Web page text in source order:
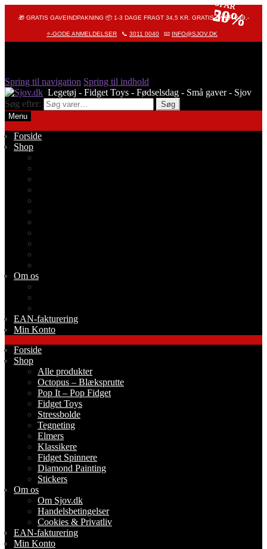
🎁 GRATIS GAVEINDPAKNING 📦 1-3 DAGE FRAGT 34,5 KR. GRATIS OVER 249,-
⭐-GODE ANMELDELSER 📞 3011 0040 📧 INFO@SJOV.DK
Spring til navigation Spring til indhold
Søg efter:
Søg
Menu
Forside
Shop
Om os
EAN-fakturering
Min Konto
Forside
Shop
Alle produkter
Octopus – Blæksprutte
Pop It – Pop Fidget
Fidget Toys
Stressbolde
Tegneting
Elmers
Klassikere
Fidget Spinnere
Diamond Painting
Stickers
Om os
Om Sjov.dk
Handelsbetingelser
Cookies & Privatliv
EAN-fakturering
Min Konto
SPAR
50%
SPAR
20%
SPAR
29%